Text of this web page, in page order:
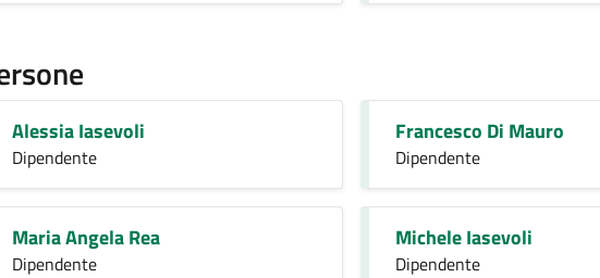
Alessia Iasevoli
Dipendente
Francesco Di Mauro
Dipendente
Maria Angela Rea
Dipendente
Michele Iasevoli
Dipendente